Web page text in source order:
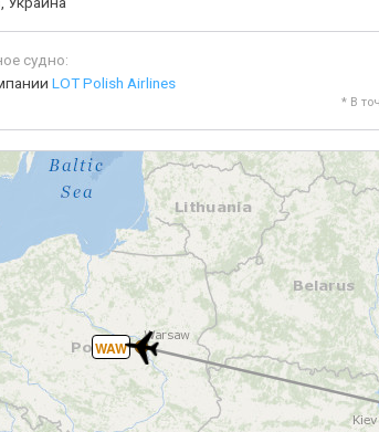
судно:
LOT Polish Airlines
* В
WAW